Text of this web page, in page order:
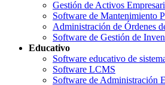
Gestión de Activos
Software de Mantenimiento
Administración de Órdenes
Software de Gestión de
Educativo
Software educativo de
Software LCMS
Software de Administración